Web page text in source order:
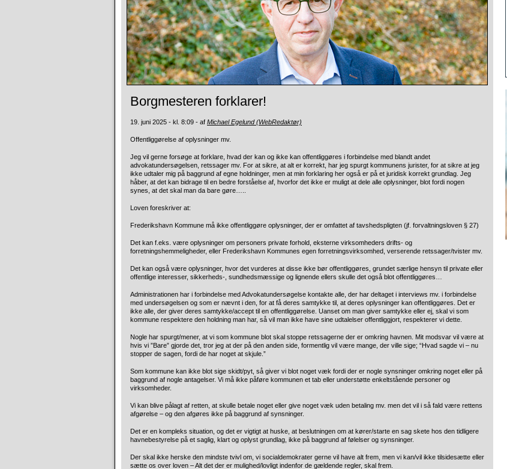
Borgmesteren forklarer!
19. juni 2025 - kl. 8:09 - af Michael Egelund (WebRedaktør)
Offentliggørelse af oplysninger mv.
Jeg vil gerne forsøge at forklare, hvad der kan og ikke kan offentliggøres i forbindelse med blandt andet
advokatundersøgelsen, retssager mv. For at sikre, at alt er korrekt, har jeg spurgt kommunens jurister, for at sikre at jeg
ikke udtaler mig på baggrund af egne holdninger, men at min forklaring her også er på et juridisk korrekt grundlag. Jeg
håber, at det kan bidrage til en bedre forståelse af, hvorfor det ikke er muligt at dele alle oplysninger, blot fordi nogen
synes, at det skal man da bare gøre…..
Loven foreskriver at:
Frederikshavn Kommune må ikke offentliggøre oplysninger, der er omfattet af tavshedspligten (jf. forvaltningsloven § 27)
Det kan f.eks. være oplysninger om personers private forhold, eksterne virksomheders drifts- og
forretningshemmeligheder, eller Frederikshavn Kommunes egen forretningsvirksomhed, verserende retssager/tvister mv.
Det kan også være oplysninger, hvor det vurderes at disse ikke bør offentliggøres, grundet særlige hensyn til private eller
offentlige interesser, sikkerheds-, sundhedsmæssige og lignende ellers skulle det også blot offentliggøres…
Administrationen har i forbindelse med Advokatundersøgelse kontakte alle, der har deltaget i interviews mv. i forbindelse
med undersøgelsen og som er nævnt i den, for at få deres samtykke til, at deres oplysninger kan offentliggøres. Det er
ikke alle, der giver deres samtykke/accept til en offentliggørelse. Uanset om man giver samtykke eller ej, skal vi som
kommune respektere den holdning man har, så vil man ikke have sine udtalelser offentliggjort, respekterer vi dette.
Nogle har spurgt/mener, at vi som kommune blot skal stoppe retssagerne der er omkring havnen. Mit modsvar vil være at
hvis vi ”Bare” gjorde det, tror jeg at der på den anden side, formentlig vil være mange, der ville sige; “Hvad sagde vi – nu
stopper de sagen, fordi de har noget at skjule.”
Som kommune kan ikke blot sige skidt/pyt, så giver vi blot noget væk fordi der er nogle synsninger omkring noget eller på
baggrund af nogle antagelser. Vi må ikke påføre kommunen et tab eller understøtte enkeltstående personer og
virksomheder.
Vi kan blive pålagt af retten, at skulle betale noget eller give noget væk uden betaling mv. men det vil i så fald være rettens
afgørelse – og den afgøres ikke på baggrund af synsninger.
Det er en kompleks situation, og det er vigtigt at huske, at beslutningen om at kører/starte en sag skete hos den tidligere
havnebestyrelse på et saglig, klart og oplyst grundlag, ikke på baggrund af følelser og synsninger.
Der skal ikke herske den mindste tvivl om, vi socialdemokrater gerne vil have alt frem, men vi kan/vil ikke tilsidesætte eller
sætte os over loven – Alt det der er mulighed/lovligt indenfor de gældende regler, skal frem.